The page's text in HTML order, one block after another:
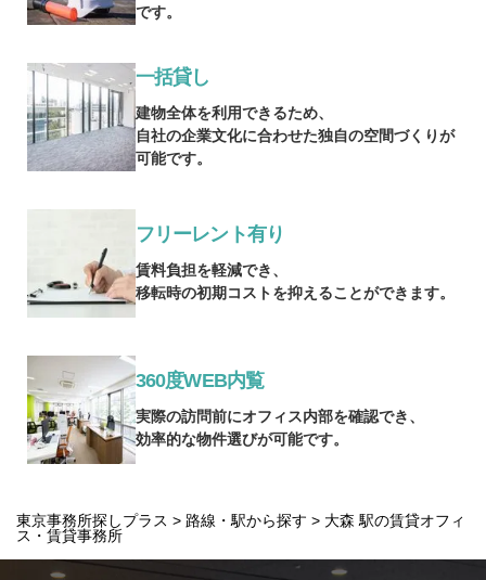
です。
一括貸し
建物全体を利用できるため、
自社の企業文化に合わせた独自の空間づくりが
可能です。
フリーレント有り
賃料負担を軽減でき、
移転時の初期コストを抑えることができます。
360度WEB内覧
実際の訪問前にオフィス内部を確認でき、
効率的な物件選びが可能です。
東京事務所探しプラス > 路線・駅から探す > 大森 駅の賃貸オフィ
ス・賃貸事務所